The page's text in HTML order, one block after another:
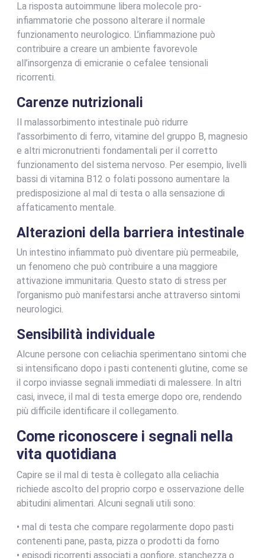
La risposta autoimmune libera molecole pro-
infiammatorie che possono alterare il normale
funzionamento neurologico. L’infiammazione può
contribuire a creare un ambiente favorevole
all’insorgenza di emicranie o cefalee tensionali
ricorrenti.
Carenze nutrizionali
Il malassorbimento intestinale può ridurre
l’assorbimento di ferro, vitamine del gruppo B, magnesio
e altri micronutrienti fondamentali per il corretto
funzionamento del sistema nervoso. Per esempio, livelli
bassi di vitamina B12 o folati possono aumentare la
predisposizione al mal di testa o alla sensazione di
affaticamento mentale.
Alterazioni della barriera intestinale
Un intestino infiammato può diventare più permeabile,
un fenomeno che può contribuire a una maggiore
attivazione immunitaria. Questo stato di stress per
l’organismo può manifestarsi anche attraverso sintomi
neurologici.
Sensibilità individuale
Alcune persone con celiachia sperimentano sintomi che
si intensificano dopo i pasti contenenti glutine, come se
il corpo inviasse segnali immediati di malessere. In altri
casi, invece, il mal di testa emerge dopo ore, rendendo
più difficile identificare il collegamento.
Come riconoscere i segnali nella
vita quotidiana
Capire se il mal di testa è collegato alla celiachia
richiede ascolto del proprio corpo e osservazione delle
abitudini alimentari. Alcuni segnali utili sono:
• mal di testa che compare regolarmente dopo pasti
contenenti pane, pasta, pizza o prodotti da forno
• episodi ricorrenti associati a gonfiore, stanchezza o